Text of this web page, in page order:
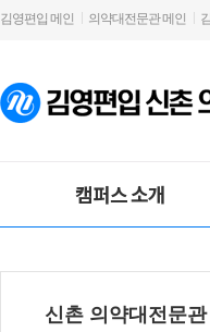
김영편입 메인 의약대전문관 메인
캠퍼스 소개
신촌 의약대전문관